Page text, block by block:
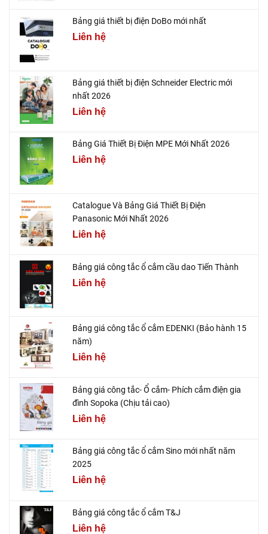
Bảng giá thiết bị điện DoBo mới nhất
Liên hệ
Bảng giá thiết bị điện Schneider Electric mới
nhất 2026
Liên hệ
Bảng Giá Thiết Bị Điện MPE Mới Nhất 2026
Liên hệ
Catalogue Và Bảng Giá Thiết Bị Điện
Panasonic Mới Nhất 2026
Liên hệ
Bảng giá công tắc ổ cắm cầu dao Tiến Thành
Liên hệ
Bảng giá công tắc ổ cắm EDENKI (Bảo hành 15
năm)
Liên hệ
Bảng giá công tắc- Ổ cắm- Phích cắm điện gia
đình Sopoka (Chịu tải cao)
Liên hệ
Bảng giá công tắc ổ cắm Sino mới nhất năm
2025
Liên hệ
Bảng giá công tắc ổ cắm T&J
Liên hệ